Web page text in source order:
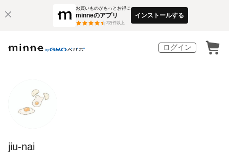
お買いものがもっとお得に
minneのアプリ
3万件以上
インストールする
ログイン
jiu-nai